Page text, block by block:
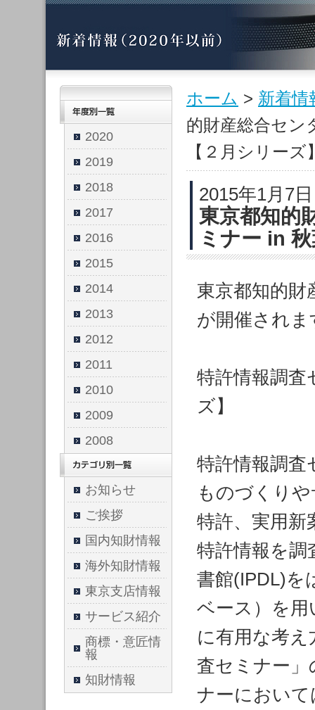
ホーム > 新着情
的財産総合セ
【２月シリーズ
2015年1月7
東京都知的
ミナー in
東京都知的財
が開催されま
特許情報調
ズ】
特許情報調査
ものづくり
特許、実用新
特許情報を調
書館(IPDL)を
ベース）を
に有用な考
査セミナー
ナーにおい
2020
2019
2018
2017
2016
2015
2014
2013
2012
2011
2010
2009
2008
お知らせ
ご挨拶
国内知財情報
海外知財情報
東京支店情報
サービス紹介
商標・意匠情
報
知財情報